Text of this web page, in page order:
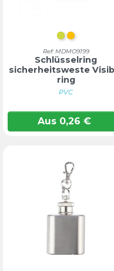
Ref: MDMO9199
Schlüsselring
sicherheitsweste
ring
PVC
Aus 0,26 €